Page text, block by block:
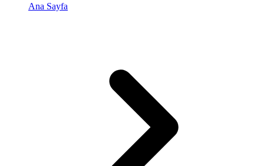
Ana Sayfa